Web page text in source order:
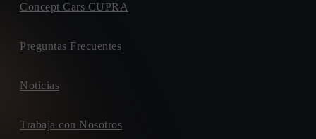
Concept Cars CUPRA
Preguntas Frecuentes
Noticias
Trabaja con Nosotros